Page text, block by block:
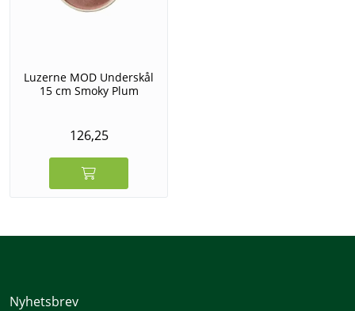
Luzerne MOD Underskål
15 cm Smoky Plum
126,25
Nyhetsbrev